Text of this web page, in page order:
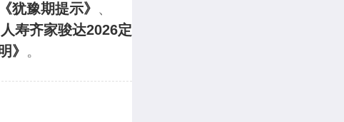
《犹豫期提示》 、
人寿齐家骏达2026定
》 。